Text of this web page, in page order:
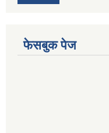
फेसबुक पेज